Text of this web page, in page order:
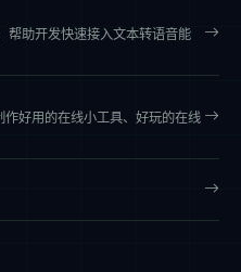
帮助开发快速接入文本转语音能
好用的在线小工具、好玩的在线